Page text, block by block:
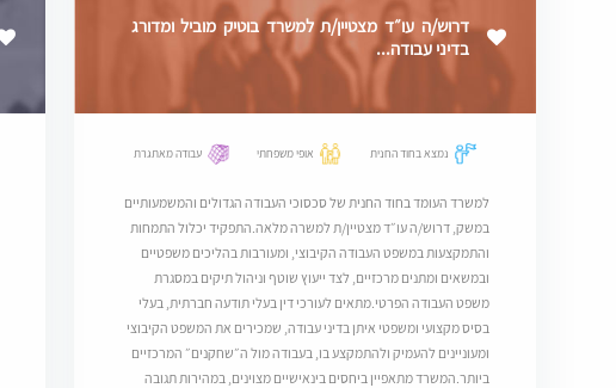
דרוש/ה עו״ד מצטיין/ת למשרד בוטיק מוביל ומדורג
בדיני עבודה...
נמצא בחוד החנית אופי משפחתי עבודה מאתגרת
למשרד העומד בחוד החנית של סכסוכי העבודה הגדולים והמשמעותיים
במשק, דרוש/ה עו״ד מצטיין/ת למשרה מלאה.התפקיד יכלול התמחות
והתמקצעות במשפט העבודה הקיבוצי, ומעורבות בהליכים משפטיים
ובמשאים ומתנים מרכזיים, לצד ייעוץ שוטף וניהול תיקים במסגרת
משפט העבודה הפרטי.מתאים לעורכי דין בעלי תודעה חברתית, בעלי
בסיס מקצועי ומשפטי איתן בדיני עבודה, שמכירים את המשפט הקיבוצי
ומעוניינים להעמיק ולהתמקצע בו, בעבודה מול ה״שחקנים״ המרכזיים
ביותר.המשרד מתאפיין ביחסים בינאישיים מצוינים, במהירות תגובה